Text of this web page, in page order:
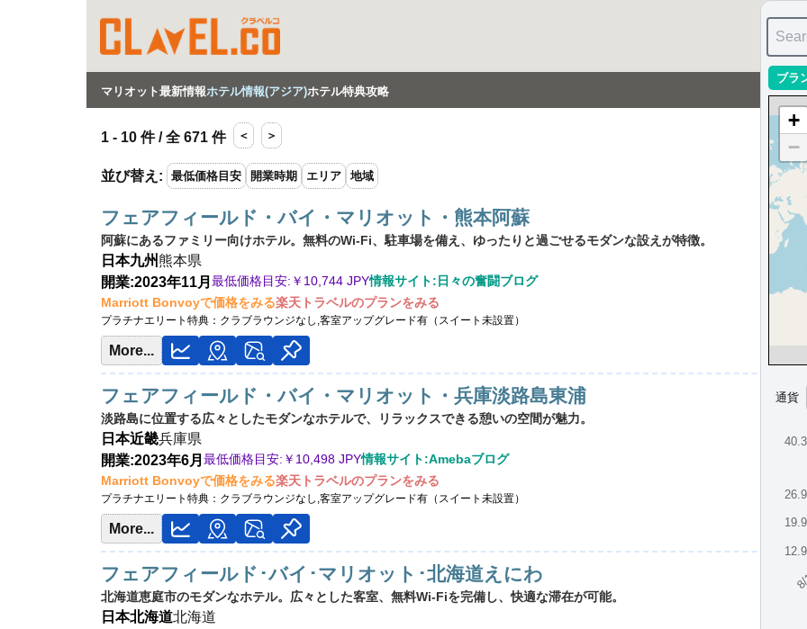
マリオット最新情報ホテル情報(アジア)ホテル特典攻略
1 - 10 件 / 全 671 件 ＜ ＞
並び替え : 最低価格目安 開業時期 エリア 地域
フェアフィールド・バイ・マリオット・熊本阿蘇
阿蘇にあるファミリー向けホテル。無料のWi-Fi、駐車場を備え、ゆったりと過ごせるモダンな設えが特徴。
日本九州熊本県
開業:2023年11月 最低価格目安:￥ 10,744 JPY情報サイト:日々の奮闘ブログ
Marriott Bonvoyで価格をみる楽天トラベルのプランをみる
プラチナエリート特典： クラブラウンジなし,客室アップグレード有（スイート未設置）
More...
フェアフィールド・バイ・マリオット・兵庫淡路島東浦
淡路島に位置する広々としたモダンなホテルで、リラックスできる憩いの空間が魅力。
日本近畿兵庫県
開業:2023年6月 最低価格目安:￥ 10,498 JPY情報サイト:Amebaブログ
Marriott Bonvoyで価格をみる楽天トラベルのプランをみる
プラチナエリート特典： クラブラウンジなし,客室アップグレード有（スイート未設置）
More...
フェアフィールド･バイ･マリオット･北海道えにわ
北海道恵庭市のモダンなホテル。広々とした客室、無料Wi-Fiを完備し、快適な滞在が可能。
日本北海道北海道
ブラ
+
−
通貨